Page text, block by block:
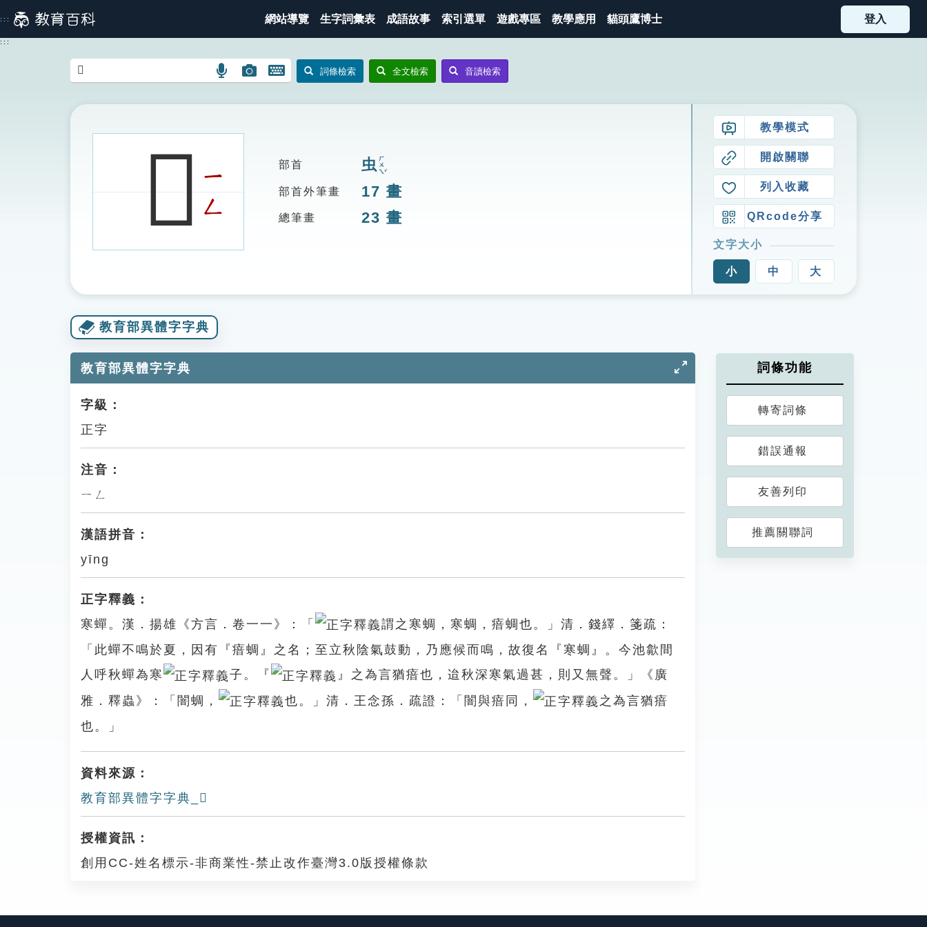
到
主
::: 網站導覽 生字詞彙表 成語故事 索引選單 遊戲專區 教學應用 貓頭鷹博士 登入
:::
語
搜
圖
圖
搜
開
鍵
詞條檢索 全文檢索 音讀檢索
𧕄ㄧ
ㄥ
部首 虫ㄏㄨㄟˇ
部首外筆畫 17 畫
總筆畫 23 畫
教學模式
開啟關聯
列入收藏
QRcode分享
文字大小
小 中 大
教育部異體字字典
教育部異體字字典
字級：
正字
注音：
ㄧㄥ
漢語拼音：
yīng
正字釋義：
寒蟬。漢．揚雄《方言．卷一一》：「
謂之寒蜩，寒蜩，瘖蜩也。」清．錢繹．箋疏：
「此蟬不鳴於夏，因有『瘖蜩』之名；至立秋陰氣鼓動，乃應候而鳴，故復名『寒蜩』。今池歙間
人呼秋蟬為寒
子。『
』之為言猶瘖也，迨秋深寒氣過甚，則又無聲。」《廣
雅．釋蟲》：「闇蜩，
也。」清．王念孫．疏證：「闇與瘖同，
之為言猶瘖
也。」
資料來源：
教育部異體字字典_𧕄
授權資訊：
創用CC-姓名標示-非商業性-禁止改作臺灣3.0版授權條款
詞條功能
轉寄詞條
錯誤通報
友善列印
推薦關聯詞